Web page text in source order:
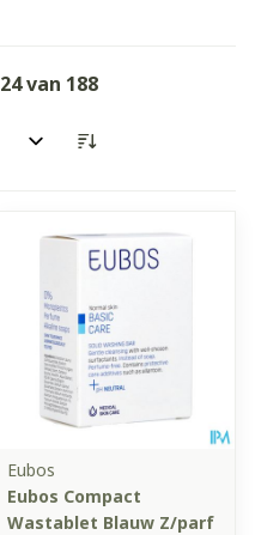
24van 188
Eubos
Eubos Compact
Wastablet Blauw Z/parf